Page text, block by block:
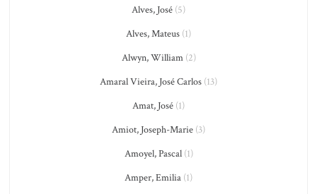
Alves, José (5)
Alves, Mateus (1)
Alwyn, William(2)
Amaral Vieira, José Carlos (13)
Amat, José (1)
Amiot, Joseph-Marie (3)
Amoyel, Pascal(1)
Amper, Emilia (1)